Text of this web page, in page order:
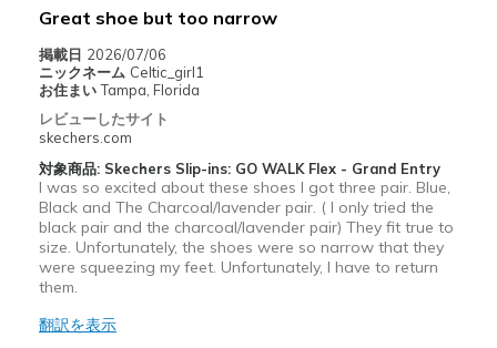
Great shoe but too narrow
掲載日 2026/07/06
ニックネーム Celtic_girl1
お住まい Tampa, Florida
レビューしたサイト
skechers.com
対象商品: Skechers Slip-ins: GO WALK Flex - Grand Entry
I was so excited about these shoes I got three pair. Blue,
Black and The Charcoal/lavender pair. ( I only tried the
black pair and the charcoal/lavender pair) They fit true to
size. Unfortunately, the shoes were so narrow that they
were squeezing my feet. Unfortunately, I have to return
them.
翻訳を表示